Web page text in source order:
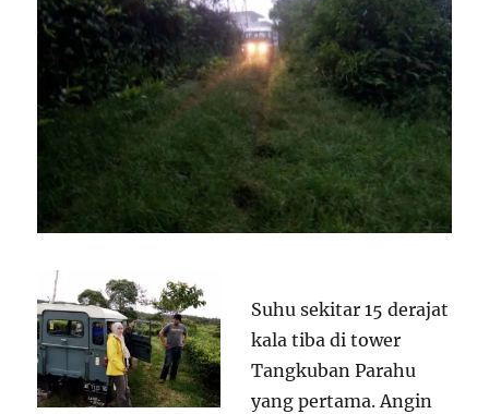
Suhu sekitar 15 derajat
kala tiba di tower
Tangkuban Parahu
yang pertama. Angin